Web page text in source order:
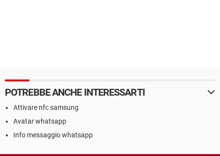
POTREBBE ANCHE INTERESSARTI
Attivare nfc samsung
Avatar whatsapp
Info messaggio whatsapp